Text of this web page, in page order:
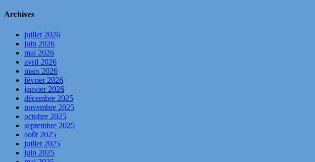
Archives
juillet 2026
juin 2026
mai 2026
avril 2026
mars 2026
février 2026
janvier 2026
décembre 2025
novembre 2025
octobre 2025
septembre 2025
août 2025
juillet 2025
juin 2025